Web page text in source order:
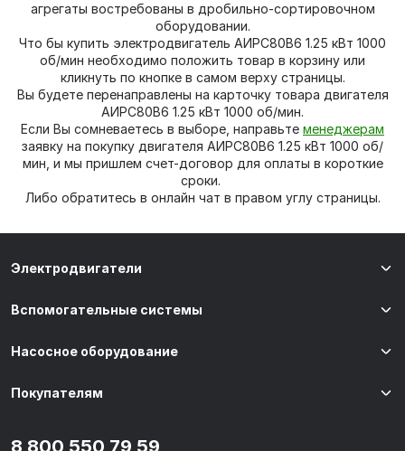
агрегаты востребованы в дробильно-сортировочном
оборудовании.
Что бы купить электродвигатель АИРС80В6 1.25 кВт 1000
об/мин необходимо положить товар в корзину или
кликнуть по кнопке в самом верху страницы.
Вы будете перенаправлены на карточку товара двигателя
АИРС80В6 1.25 кВт 1000 об/мин.
Если Вы сомневаетесь в выборе, направьте менеджерам
заявку на покупку двигателя АИРС80В6 1.25 кВт 1000 об/
мин, и мы пришлем счет-договор для оплаты в короткие
сроки.
Либо обратитесь в онлайн чат в правом углу страницы.
Электродвигатели
Вспомогательные системы
Насосное оборудование
Покупателям
8 800 550 79 59